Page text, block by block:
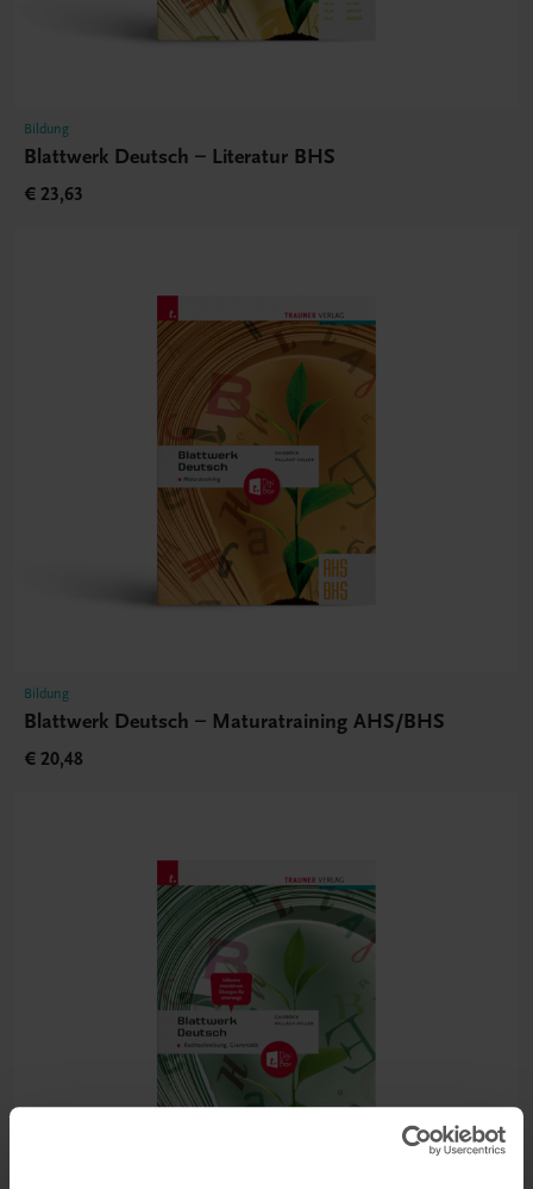
Bildung
Blattwerk Deutsch – Literatur BHS
€ 23,63
Bildung
Blattwerk Deutsch – Maturatraining AHS/BHS
€ 20,48